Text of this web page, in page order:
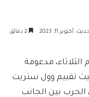
أكتوبر 11, 2023
الثلاثاء، مدعومة
تقييم وول ستريت
بين الجانب